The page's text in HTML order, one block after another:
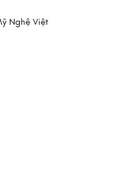
Nghệ Việt